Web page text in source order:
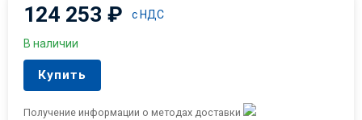
124 253₽ с НДС
В наличии
Купить
Получение информации о методах доставки